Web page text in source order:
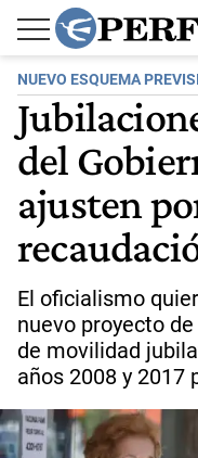
NUEVO ESQUEMA
del
ajusten
El oficialismo
nuevo proyecto
de movilidad
años 2008 y 2017